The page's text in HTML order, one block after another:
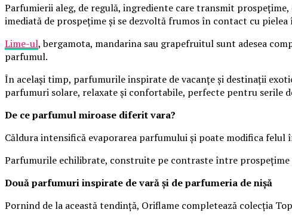
Parfumierii aleg, de regulă, ingrediente care transmit
imediată de prospețime și se dezvoltă frumos în contact cu pielea
Lime-ul, bergamota, mandarina sau grapefruitul sunt adesea
parfumul.
În același timp, parfumurile inspirate de vacanțe și destinații
parfumuri solare, relaxate și confortabile, perfecte pentru serile
De ce parfumul miroase diferit vara?
Căldura intensifică evaporarea parfumului și poate modifica felul
Parfumurile echilibrate, construite pe contraste între prospețime
Două parfumuri inspirate de vară și de parfumeria de nișă
Pornind de la această tendință, Oriflame completează colecția